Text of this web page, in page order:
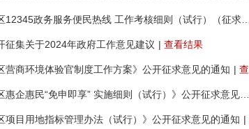
征集关于2024年政府工作意见建议 | 查看结果
营商环境体验官制度工作方案》公开征求意见的通知 |
项目用地指标管理办法（试行）》公开征求意见的通知 |